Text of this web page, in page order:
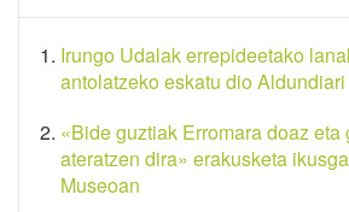
Irungo Udalak errepideetako
antolatzeko eskatu dio Aldundiari
«Bide guztiak Erromara doaz
ateratzen dira» erakusketa
Museoan